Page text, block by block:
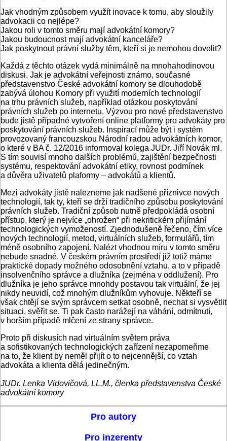
Jak vhodným způsobem využít inovace k tomu, aby sloužily
advokacii co nejlépe?
Jakou roli v tomto směru mají advokátní komory?
Jakou budoucnost mají advokátní kanceláře?
Jak poskytnout právní služby těm, kteří si je nemohou dovolit?
Každá z těchto otázek vydá minimálně na mnohahodinovou
diskusi. Jak je advokátní veřejnosti známo, současné
představenstvo České advokátní komory se dlouhodobě
zabývá úlohou Komory při využití moderních technologií
na trhu právních služeb, například otázkou poskytování
právních služeb po internetu. Výzvou pro nové představenstvo
bude jistě případné vytvoření online platformy pro advokáty pro
poskytování právních služeb. Inspirací může být i systém
provozovaný francouzskou Národní radou advokátních komor,
o které v BA č. 12/2016 informoval kolega JUDr. Jiří Novák ml.
S tím souvisí mnoho dalších problémů, zajištění bezpečnosti
systému, respektování advokátní etiky, rovnost podmínek
a důvěra uživatelů pla­formy – advokátů a klientů.
Mezi advokáty jistě nalezneme jak nadšené příznivce nových
technologií, tak ty, kteří se drží tradičního způsobu poskytování
právních služeb. Tradiční způsob nutně předpokládá osobní
přístup, který je nejvíce „ohrožen“ při nekritickém přijímání
technologických vymožeností. Zjednodušeně řečeno, čím více
nových technologií, metod, virtuálních služeb, formulářů, tím
méně osobního zapojení. Nalézt vhodnou míru v tomto směru
nebude snadné. V českém právním prostředí již totiž máme
praktické dopady možného odosobnění vztahu, a to v případě
insolvenčního správce a dlužníka (zejména v oddlužení). Pro
dlužníka je jeho správce mnohdy postavou tak virtuální, že jej
nikdy neuvidí, což mnohým dlužníkům vyhovuje. Někteří se
však chtějí se svým správcem setkat osobně, nechat si vysvětlit
situaci, svěřit se. Ti pak často narážejí na váhání, odmítnutí,
v horším případě mlčení ze strany správce.
Proto při diskusích nad virtuálním světem práva
a sofistikovaných technologických zařízení nezapomeňme
na to, že klient by neměl přijít o to nejcennější, co vztah
advokáta a klienta dělá jedinečným.
JUDr. Lenka Vidovičová, LL.M., členka představenstva České
advokátní komory
Pro autory
Pro inzerenty